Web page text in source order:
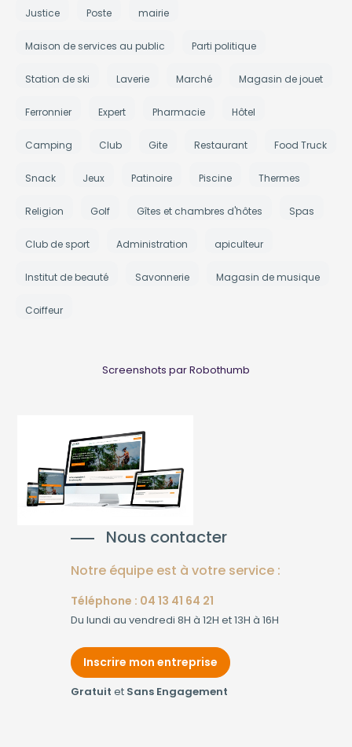
Justice Poste mairie
Maison de services au public Parti politique
Station de ski Laverie Marché Magasin de jouet
Ferronnier Expert Pharmacie Hôtel
Camping Club Gite Restaurant Food Truck
Snack Jeux Patinoire Piscine Thermes
Religion Golf Gîtes et chambres d'hôtes Spas
Club de sport Administration apiculteur
Institut de beauté Savonnerie Magasin de musique
Coiffeur
Screenshots par Robothumb
Nous contacter
Notre équipe est à votre service :
Téléphone : 04 13 41 64 21
Du lundi au vendredi 8H à 12H et 13H à 16H
Inscrire mon entreprise
Gratuit et Sans Engagement